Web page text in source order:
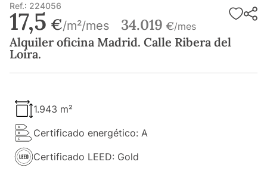
Ref.: 224056
17,5 €/m²/mes 34.019 €/mes
Alquiler oficina Madrid. Calle Ribera del
Loira.
1.943 m²
Certificado energético: A
Certificado LEED: Gold